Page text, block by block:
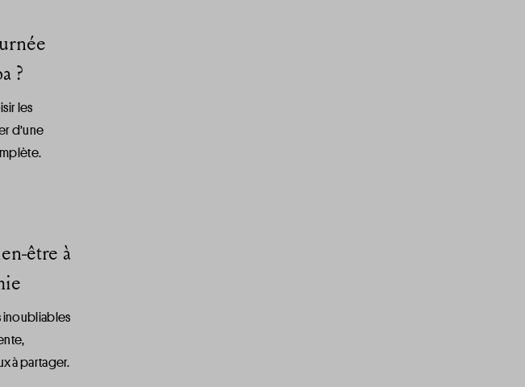
?
les
d’une
être à
à partager.